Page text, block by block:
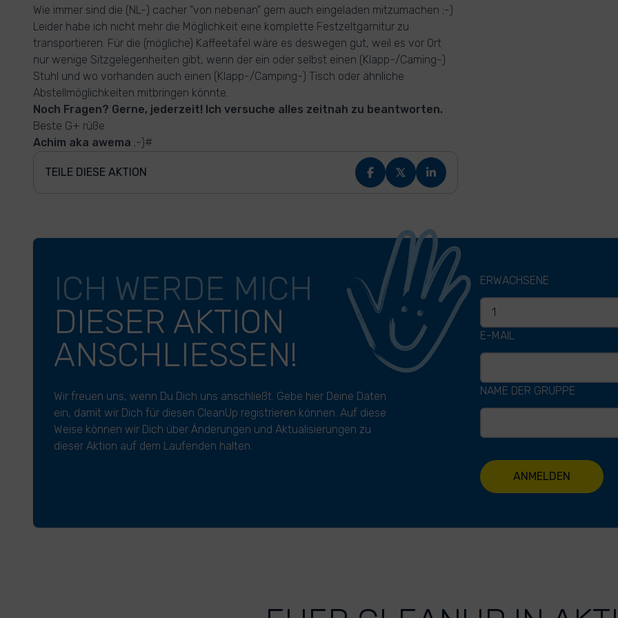
Wie immer sind die (NL-) cacher "von nebenan" gern auch eingeladen mitzumachen ;-)
Leider habe ich nicht mehr die Möglichkeit eine komplette Festzeltgarnitur zu
transportieren. Für die (mögliche) Kaffeetafel wäre es deswegen gut, weil es vor Ort
nur wenige Sitzgelegenheiten gibt, wenn der ein oder selbst einen (Klapp-/Caming-)
Stuhl und wo vorhanden auch einen (Klapp-/Camping-) Tisch oder ähnliche
Abstellmöglichkeiten mitbringen könnte.
Noch Fragen? Gerne, jederzeit! Ich versuche alles zeitnah zu beantworten.
Beste G+ rüße
Achim aka awema ;-)#
TEILE DIESE AKTION
ICH WERDE MICH
DIESER AKTION
ANSCHLIESSEN!
Wir freuen uns, wenn Du Dich uns anschließt. Gebe hier Deine Daten
ein, damit wir Dich für diesen CleanUp registrieren können. Auf diese
Weise können wir Dich über Änderungen und Aktualisierungen zu
dieser Aktion auf dem Laufenden halten.
ERWACHSENE
E-MAIL
NAME DER GRUPPE
ANMELDEN